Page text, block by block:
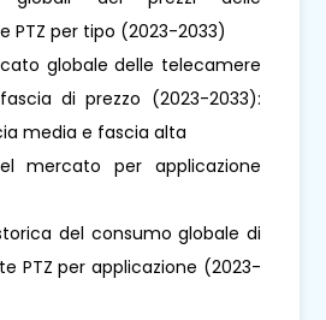
PTZ per tipo (2023-2033)
globale delle telecamere
di prezzo (2023-2033):
media e fascia alta
mercato per applicazione
del consumo globale di
PTZ per applicazione (2023-